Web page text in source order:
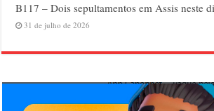
B117 – Dois sepultamentos em Assis neste
31 de julho de 2026